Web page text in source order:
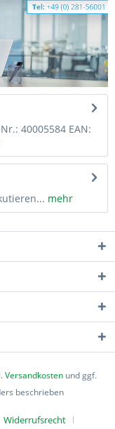
40005584 EAN:
mehr
Versandkosten und ggf.
beschrieben
Widerrufsrecht